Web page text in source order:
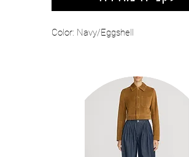
Color: Navy/Eggshell